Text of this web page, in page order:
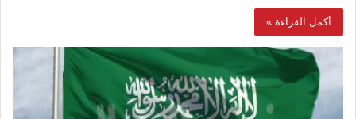
أكمل القراءة »